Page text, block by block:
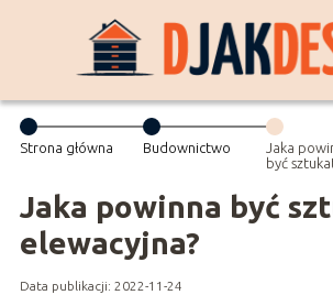
Strona główna Budownictwo
Jaka
być
Jaka powinna być
elewacyjna?
Data publikacji: 2022-11-24